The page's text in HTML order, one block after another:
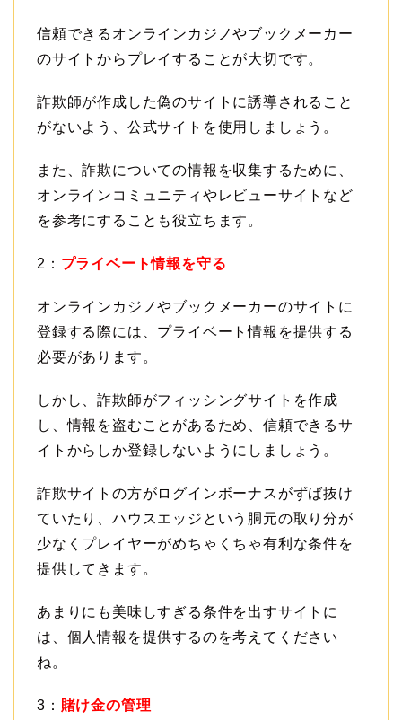
信頼できるオンラインカジノやブックメーカー
のサイトからプレイすることが大切です。
詐欺師が作成した偽のサイトに誘導されること
がないよう、公式サイトを使用しましょう。
また、詐欺についての情報を収集するために、
オンラインコミュニティやレビューサイトなど
を参考にすることも役立ちます。
2： プライベート情報を守る
オンラインカジノやブックメーカーのサイトに
登録する際には、プライベート情報を提供する
必要があります。
しかし、詐欺師がフィッシングサイトを作成
し、情報を盗むことがあるため、信頼できるサ
イトからしか登録しないようにしましょう。
詐欺サイトの方がログインボーナスがずば抜け
ていたり、ハウスエッジという胴元の取り分が
少なくプレイヤーがめちゃくちゃ有利な条件を
提供してきます。
あまりにも美味しすぎる条件を出すサイトに
は、個人情報を提供するのを考えてください
ね。
3： 賭け金の管理